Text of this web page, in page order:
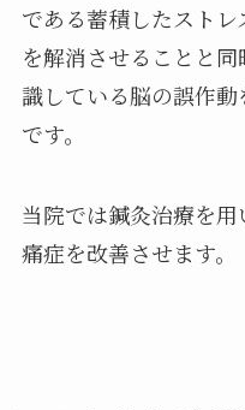
である蓄積したスト
を解消させることと
識している脳の誤作
です。
当院では鍼灸治療を
痛症を改善させます。